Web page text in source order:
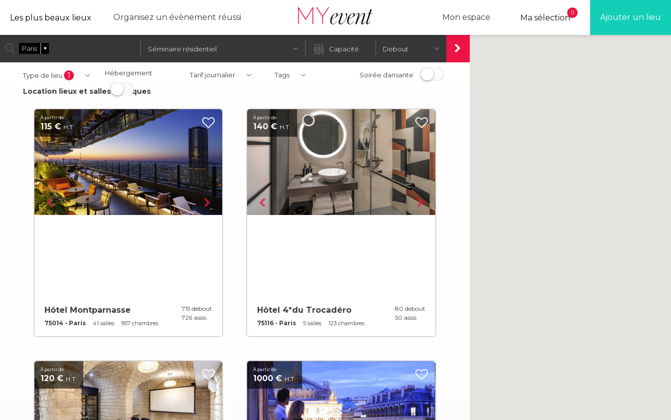
Les plus beaux lieux Organisez un évènement réussi Ajouter un lieu
Ma sélection
0
Mon espace
Paris × Séminaire résidentiel Debout
Type de lieu 1 Hébergement Tarif journalier Tags Soirée dansante
Location lieux et salles atypiques
À partir de
115 €H.T
Hôtel Montparnasse
75014 - Paris 41 salles 957 chambres
715 debout
726 assis
À partir de
140 € H.T
Hôtel 4*du Trocadéro
75116 - Paris 5 salles 123 chambres
80 debout
50 assis
À partir de
120 € H.T
À partir de
1000 €H.T